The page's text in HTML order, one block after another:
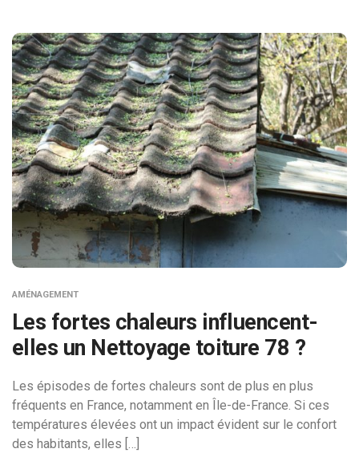
AMÉNAGEMENT
Les fortes chaleurs influencent-
elles un Nettoyage toiture 78 ?
Les épisodes de fortes chaleurs sont de plus en plus
fréquents en France, notamment en Île-de-France. Si ces
températures élevées ont un impact évident sur le confort
des habitants, elles […]